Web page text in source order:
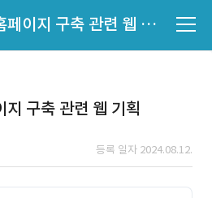
표준화 서비스 홈페이지 구축 관련 웹 기획
지 구축 관련 웹 기획
등록 일자 2024.08.12.